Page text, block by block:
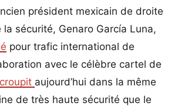
président mexicain de droite
sécurité, Genaro García Luna,
pour trafic international de
avec le célèbre cartel de
croupit aujourd’hui dans la même
de très haute sécurité que le